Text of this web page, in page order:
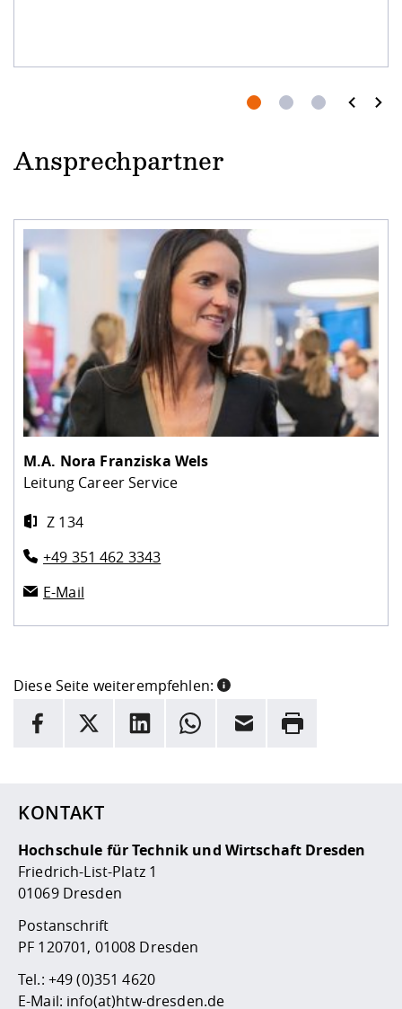
Ansprechpartner
M.A. Nora Franziska Wels
Leitung Career Service
Z 134
+49 351 462 3343
E-Mail
Diese Seite weiterempfehlen:
INFORMATION
Hier stehen weitere Informationen und ein Link zur
Facebook
X LinkedInWhatsappE-Mail Drucken
KONTAKT
Hochschule für Technik und Wirtschaft Dresden
Friedrich-List-Platz 1
01069 Dresden
Postanschrift
PF 120701, 01008 Dresden
Tel.: +49 (0)351 4620
E-Mail: info(at)htw-dresden.de